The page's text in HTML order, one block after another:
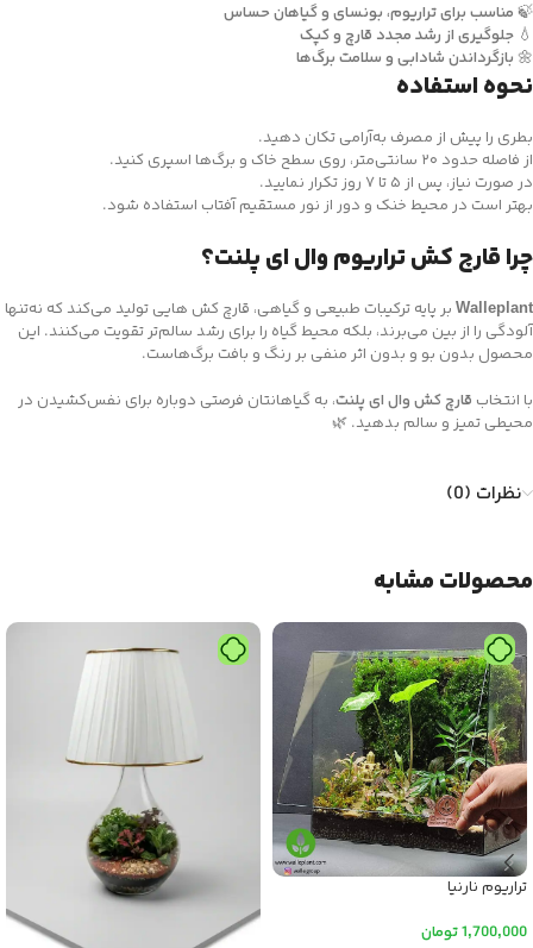
🍃 مناسب برای تراریوم، بونسای و گیاهان حساس
💧 جلوگیری از رشد مجدد قارچ و کپک
🌼 بازگرداندن شادابی و سلامت برگ‌ها
نحوه استفاده
بطری را پیش از مصرف به‌آرامی تکان دهید.
از فاصله حدود ۲۰ سانتی‌متر، روی سطح خاک و برگ‌ها اسپری کنید.
در صورت نیاز، پس از ۵ تا ۷ روز تکرار نمایید.
بهتر است در محیط خنک و دور از نور مستقیم آفتاب استفاده شود.
چرا قارچ‌ کش تراریوم وال ای پلنت؟
Walleplant بر پایه ترکیبات طبیعی و گیاهی، قارچ‌ کش‌ هایی تولید می‌کند که نه‌تنها
آلودگی را از بین می‌برند، بلکه محیط گیاه را برای رشد سالم‌تر تقویت می‌کنند. این
محصول بدون بو و بدون اثر منفی بر رنگ و بافت برگ‌هاست.
با انتخاب قارچ‌ کش وال ای پلنت، به گیاهانتان فرصتی دوباره برای نفس‌کشیدن در
محیطی تمیز و سالم بدهید. 🌿
نظرات (0)
محصولات مشابه
تراریوم نارنیا
1,700,000تومان